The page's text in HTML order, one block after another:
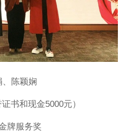
、陈颖娴
书和现金5000元）
牌服务奖